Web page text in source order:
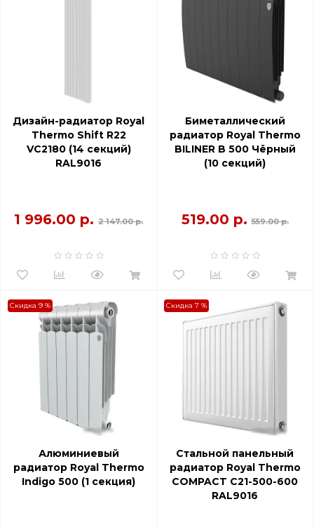
Дизайн-радиатор Royal
Thermo Shift R22
VC2180 (14 секций)
RAL9016
1 996.00 р. 2 147.00 р.
Биметаллический
радиатор Royal Thermo
BILINER B 500 Чёрный
(10 секций)
519.00 р. 559.00 р.
Скидка 9 %
Алюминиевый
радиатор Royal Thermo
Indigo 500 (1 секция)
Скидка 7 %
Стальной панельный
радиатор Royal Thermo
COMPACT C21-500-600
RAL9016